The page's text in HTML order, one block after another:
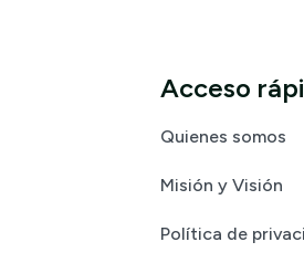
Acceso
Quienes somos
Misión y Visión
Política de